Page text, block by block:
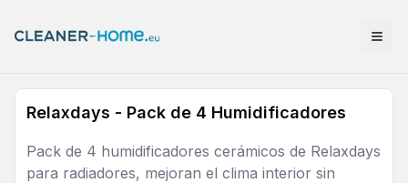
Relaxdays - Pack de 4 Humidificadores
Pack de 4 humidificadores cerámicos de Relaxdays
para radiadores, mejoran el clima interior sin